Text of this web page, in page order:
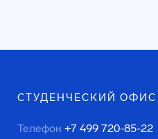
СТУДЕНЧЕСКИЙ ОФИС
Телефон +7 499 720-85-22